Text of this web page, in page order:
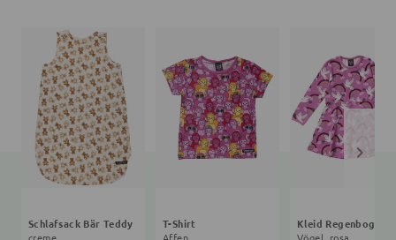
Schlafsack Bär Teddy
T-Shirt